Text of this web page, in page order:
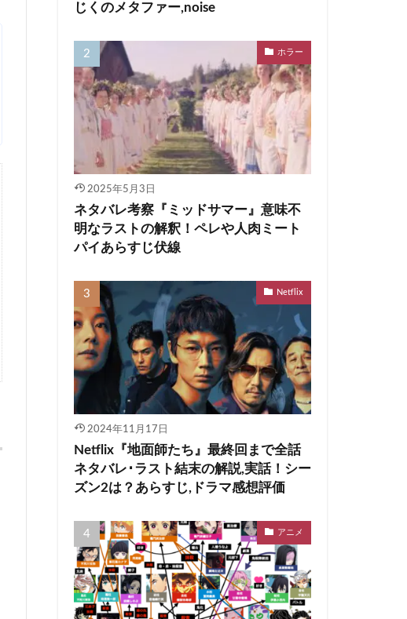
じくのメタファー,noise
ホラー
2025年5月3日
ネタバレ考察『ミッドサマー』意味不
明なラストの解釈！ペレや人肉ミート
パイあらすじ伏線
Netflix
2024年11月17日
Netflix『地面師たち』最終回まで全話
ネタバレ･ラスト結末の解説,実話！シー
ズン2は？あらすじ,ドラマ感想評価
アニメ